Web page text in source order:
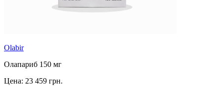
Olabir
Олапариб 150 мг
Цена: 23 459 грн.